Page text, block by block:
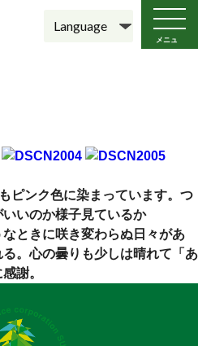
メニュ
ー
ピンク色に染まっています。つ
いのか様子見ているか
ときに咲き変わらぬ日々があ
。心の曇りも少しは晴れて「あ
謝。